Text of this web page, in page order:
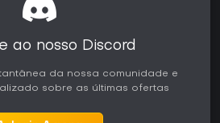
ao nosso Discord
da nossa comunidade e
sobre as últimas ofertas